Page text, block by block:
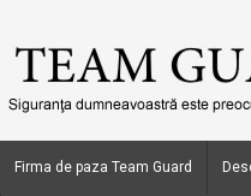
Firma de paza Team Guard